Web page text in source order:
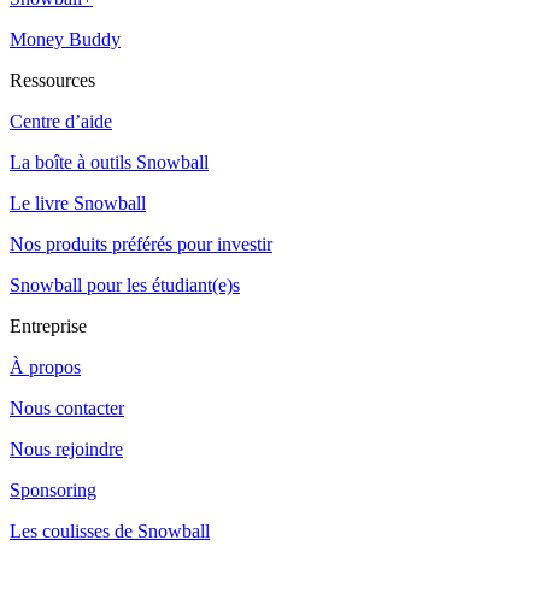
Money Buddy
Ressources
Centre d’aide
La boîte à outils Snowball
Le livre Snowball
Nos produits préférés pour investir
Snowball pour les étudiant(e)s
Entreprise
À propos
Nous contacter
Nous rejoindre
Sponsoring
Les coulisses de Snowball